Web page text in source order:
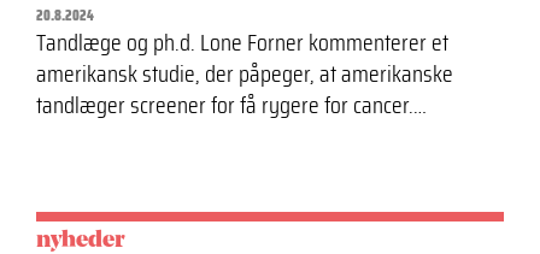
20.8.2024
Tandlæge og ph.d. Lone Forner kommenterer et
amerikansk studie, der påpeger, at amerikanske
tandlæger screener for få rygere for cancer.…
nyheder